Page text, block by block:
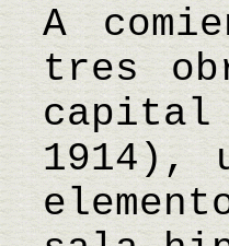
A
tres
capital
1914),